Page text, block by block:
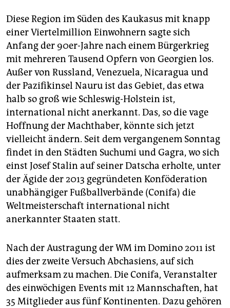
Diese Region im Süden des Kaukasus mit knapp
einer Viertelmillion Einwohnern sagte sich
Anfang der 90er-Jahre nach einem Bürgerkrieg
mit mehreren Tausend Opfern von Georgien los.
Außer von Russland, Venezuela, Nicaragua und
der Pazifikinsel Nauru ist das Gebiet, das etwa
halb so groß wie Schleswig-Holstein ist,
international nicht anerkannt. Das, so die vage
Hoffnung der Machthaber, könnte sich jetzt
vielleicht ändern. Seit dem vergangenem Sonntag
findet in den Städten Suchumi und Gagra, wo sich
einst Josef Stalin auf seiner Datscha erholte, unter
der Ägide der 2013 gegründeten Konföderation
unabhängiger Fußballverbände (Conifa) die
Weltmeisterschaft international nicht
anerkannter Staaten statt.
Nach der Austragung der WM im Domino 2011 ist
dies der zweite Versuch Abchasiens, auf sich
aufmerksam zu machen. Die Conifa, Veranstalter
des einwöchigen Events mit 12 Mannschaften, hat
35 Mitglieder aus fünf Kontinenten. Dazu gehören